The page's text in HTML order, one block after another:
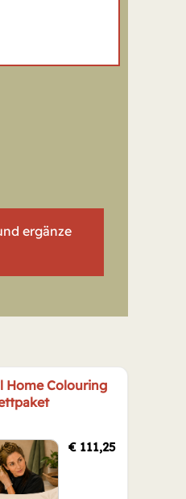
ergänze
Home Colouring
€ 111,25